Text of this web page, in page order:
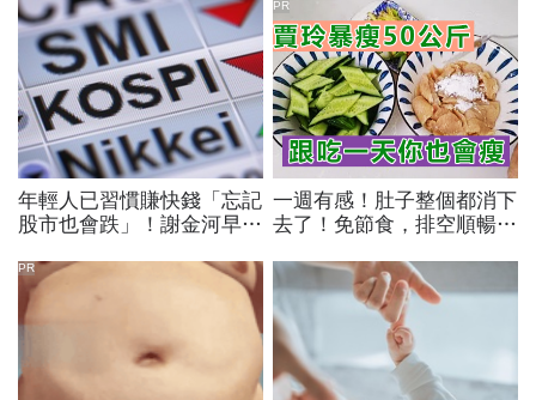
年輕人已習慣賺快錢「忘記
股市也會跌」！謝金河早一
出事：根本把投資人丟火坑
一週有感！肚子整個都消下
去了！免節食，排空順暢就
PR
PR